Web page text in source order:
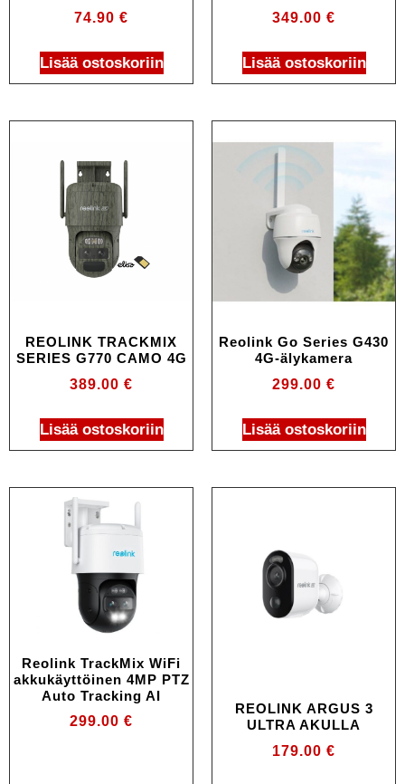
74.90 €
Lisää ostoskoriin
349.00 €
Lisää ostoskoriin
REOLINK TRACKMIX
SERIES G770 CAMO 4G
389.00 €
Lisää ostoskoriin
Reolink Go Series G430
4G-älykamera
299.00 €
Lisää ostoskoriin
Reolink TrackMix WiFi
akkukäyttöinen 4MP PTZ
Auto Tracking AI
299.00 €
REOLINK ARGUS 3
ULTRA AKULLA
179.00 €